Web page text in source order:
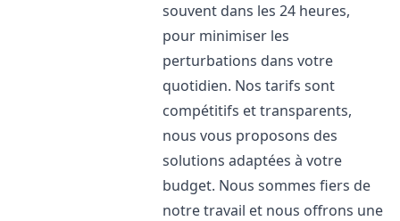
souvent dans les 24 heures,
pour minimiser les
perturbations dans votre
quotidien. Nos tarifs sont
compétitifs et transparents,
nous vous proposons des
solutions adaptées à votre
budget. Nous sommes fiers de
notre travail et nous offrons une